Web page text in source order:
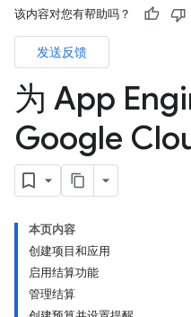
该内容对您有帮助吗？
发送反馈
为 App
Google
本页内容
创建项目和应用
启用结算功能
管理结算